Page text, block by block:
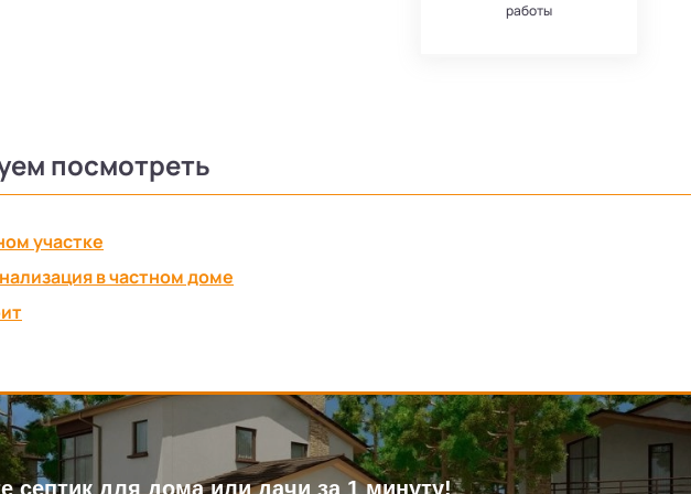
работы
посмотреть
участке
в частном доме
септик для дома или дачи за 1 минуту!